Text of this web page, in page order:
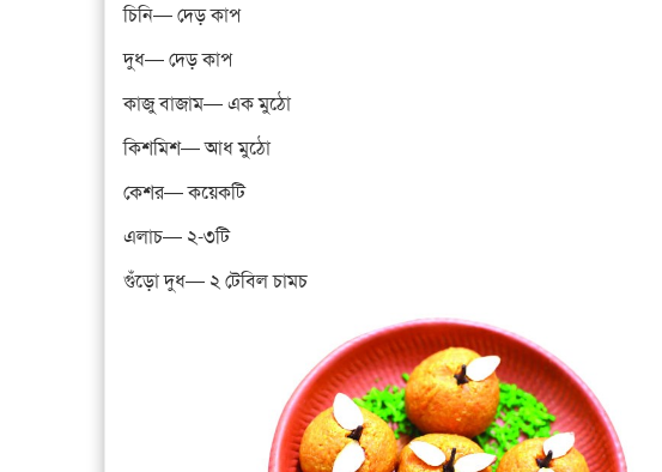
চিনি— দেড় কাপ
দুধ— দেড় কাপ
কাজু বাজাম— এক মুঠো
কিশমিশ— আধ মুঠো
কেশর— কয়েকটি
এলাচ— ২-৩টি
গুঁড়ো দুধ— ২ টেবিল চামচ